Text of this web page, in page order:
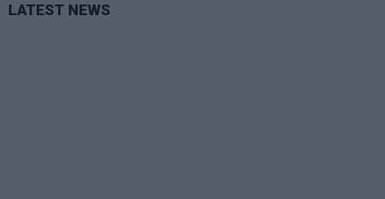
LATEST NEWS